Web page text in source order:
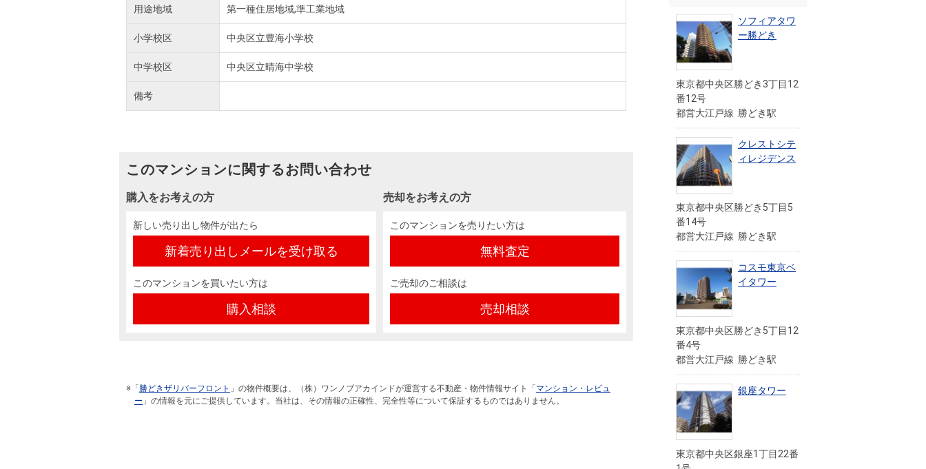
用途地域 第一種住居地域,準工業地域
小学校区 中央区立豊海小学校
中学校区 中央区立晴海中学校
備考
このマンションに関するお問い合わせ
購入をお考えの方
新しい売り出し物件が出たら
新着売り出しメールを受け取る
このマンションを買いたい方は
購入相談
売却をお考えの方
このマンションを売りたい方は
無料査定
ご売却のご相談は
売却相談
※「 勝どきザリバーフロント 」の物件概要は、（株）ワンノブアカインドが運営する不動産・物件情報サイト「 マンション・レビュ
ー 」の情報を元にご提供しています。当社は、その情報の正確性、完全性等について保証するものではありません。
ソフィアタワ
ー勝どき
東京都中央区勝どき3丁目12
番12号
都営大江戸線 勝どき駅
クレストシテ
ィレジデンス
東京都中央区勝どき5丁目5
番14号
都営大江戸線 勝どき駅
コスモ東京ベ
イタワー
東京都中央区勝どき5丁目12
番4号
都営大江戸線 勝どき駅
銀座タワー
東京都中央区銀座1丁目22番